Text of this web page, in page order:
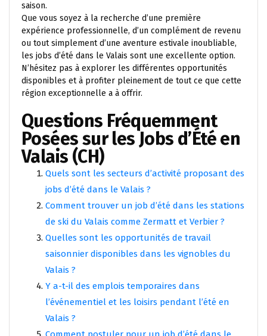
saison.
Que vous soyez à la recherche d’une première
expérience professionnelle, d’un complément de revenu
ou tout simplement d’une aventure estivale inoubliable,
les jobs d’été dans le Valais sont une excellente option.
N’hésitez pas à explorer les différentes opportunités
disponibles et à profiter pleinement de tout ce que cette
région exceptionnelle a à offrir.
Questions Fréquemment
Posées sur les Jobs d’Été en
Valais (CH)
Quels sont les secteurs d’activité proposant des
jobs d’été dans le Valais ?
Comment trouver un job d’été dans les stations
de ski du Valais comme Zermatt et Verbier ?
Quelles sont les opportunités de travail
saisonnier disponibles dans les vignobles du
Valais ?
Y a-t-il des emplois temporaires dans
l’événementiel et les loisirs pendant l’été en
Valais ?